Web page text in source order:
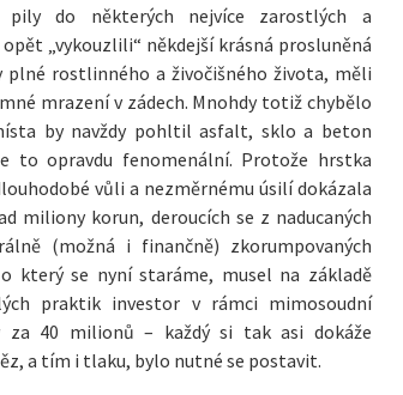
pily do některých nejvíce zarostlých a
„vykouzlili“ někdejší krásná prosluněná
plné rostlinného a živočišného života, měli
mrazení v zádech. Mnohdy totiž chybělo
by navždy pohltil asfalt, sklo a beton
to opravdu fenomenální. Protože hrstka
vůli a nezměrnému úsilí dokázala
miliony korun, deroucích se z naducaných
(možná i finančně) zkorumpovaných
který se nyní staráme, musel na základě
praktik investor v rámci mimosoudní
40 milionů – každý si tak asi dokáže
a tím i tlaku, bylo nutné se postavit.